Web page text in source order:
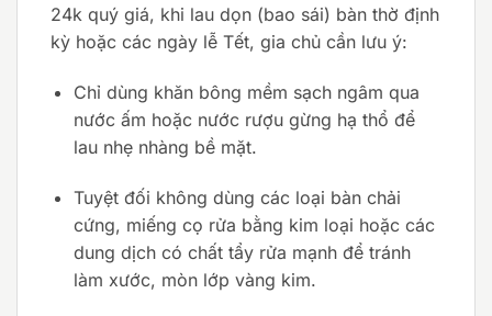
24k quý giá, khi lau dọn (bao sái) bàn thờ định
kỳ hoặc các ngày lễ Tết, gia chủ cần lưu ý:
Chỉ dùng khăn bông mềm sạch ngâm qua
nước ấm hoặc nước rượu gừng hạ thổ để
lau nhẹ nhàng bề mặt.
Tuyệt đối không dùng các loại bàn chải
cứng, miếng cọ rửa bằng kim loại hoặc các
dung dịch có chất tẩy rửa mạnh để tránh
làm xước, mòn lớp vàng kim.